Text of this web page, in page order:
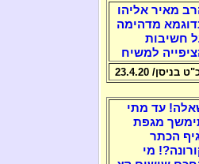
מאיר אליהו
מדהימה
חשיבות
למשיח
בניסן/ 23.4.20
עד מתי
מגפת
הכתר
מי